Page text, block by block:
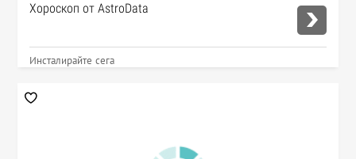
Хороскоп от AstroData
Инсталирайте сега